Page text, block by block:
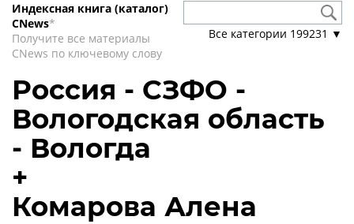
Индексная книга (каталог)
CNews*
Получите все материалы
CNews по ключевому слову
Все категории 199231 ▼
Россия - СЗФО -
Вологодская область
- Вологда
+
Комарова Алена